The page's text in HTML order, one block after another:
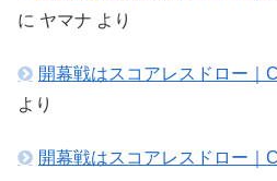
に ヤマナ より
開幕戦はスコアレスドロー｜
より
開幕戦はスコアレスドロー｜